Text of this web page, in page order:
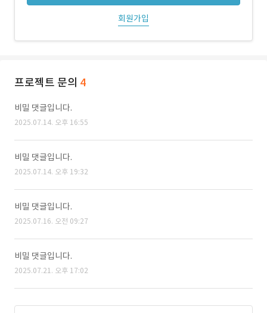
회원가입
프로젝트 문의 4
비밀 댓글입니다.
2025.07.14. 오후 16:55
비밀 댓글입니다.
2025.07.14. 오후 19:32
비밀 댓글입니다.
2025.07.16. 오전 09:27
비밀 댓글입니다.
2025.07.21. 오후 17:02